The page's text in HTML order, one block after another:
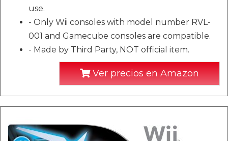
use.
- Only Wii consoles with model number RVL-
001 and Gamecube consoles are compatible.
- Made by Third Party, NOT official item.
Ver precios en Amazon